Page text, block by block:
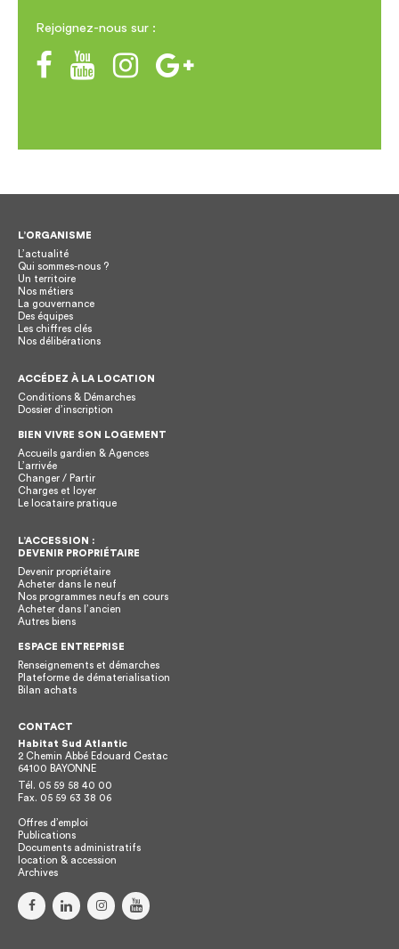
Rejoignez-nous sur :
L’ORGANISME
L’actualité
Qui sommes-nous ?
Un territoire
Nos métiers
La gouvernance
Des équipes
Les chiffres clés
Nos délibérations
ACCÉDEZ À LA LOCATION
Conditions & Démarches
Dossier d’inscription
BIEN VIVRE SON LOGEMENT
Accueils gardien & Agences
L’arrivée
Changer / Partir
Charges et loyer
Le locataire pratique
L’ACCESSION :
DEVENIR PROPRIÉTAIRE
Devenir propriétaire
Acheter dans le neuf
Nos programmes neufs en cours
Acheter dans l’ancien
Autres biens
ESPACE ENTREPRISE
Renseignements et démarches
Plateforme de dématerialisation
Bilan achats
CONTACT
Habitat Sud Atlantic
2 Chemin Abbé Edouard Cestac
64100 BAYONNE
Tél. 05 59 58 40 00
Fax. 05 59 63 38 06
Offres d’emploi
Publications
Documents administratifs
location & accession
Archives